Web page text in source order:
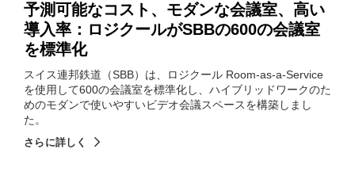
予測可能なコスト、モダンな会議室、高い
導入率：ロジクールがSBBの600の会議室
を標準化
スイス連邦鉄道（SBB）は、ロジクール Room-as-a-Service
を使用して600の会議室を標準化し、ハイブリッドワークのた
めのモダンで使いやすいビデオ会議スペースを構築しまし
た。
さらに詳しく